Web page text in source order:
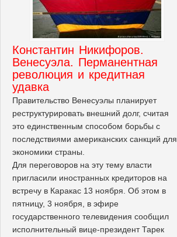
Константин Никифоров.
Венесуэла. Перманентная
революция и кредитная
удавка
Правительство Венесуэлы планирует
реструктурировать внешний долг, считая
это единственным способом борьбы с
последствиями американских санкций для
экономики страны.
Для переговоров на эту тему власти
пригласили иностранных кредиторов на
встречу в Каракас 13 ноября. Об этом в
пятницу, 3 ноября, в эфире
государственного телевидения сообщил
исполнительный вице-президент Тарек